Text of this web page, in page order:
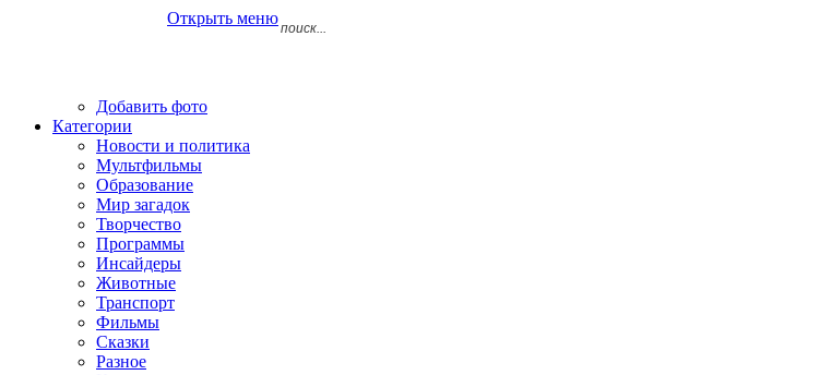
Открыть меню
Добавить фото
Категории
Новости и политика
Мультфильмы
Образование
Мир загадок
Творчество
Программы
Инсайдеры
Животные
Транспорт
Фильмы
Сказки
Разное